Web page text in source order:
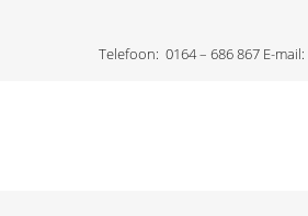
Telefoon: 0164 – 686 867 E-mail: